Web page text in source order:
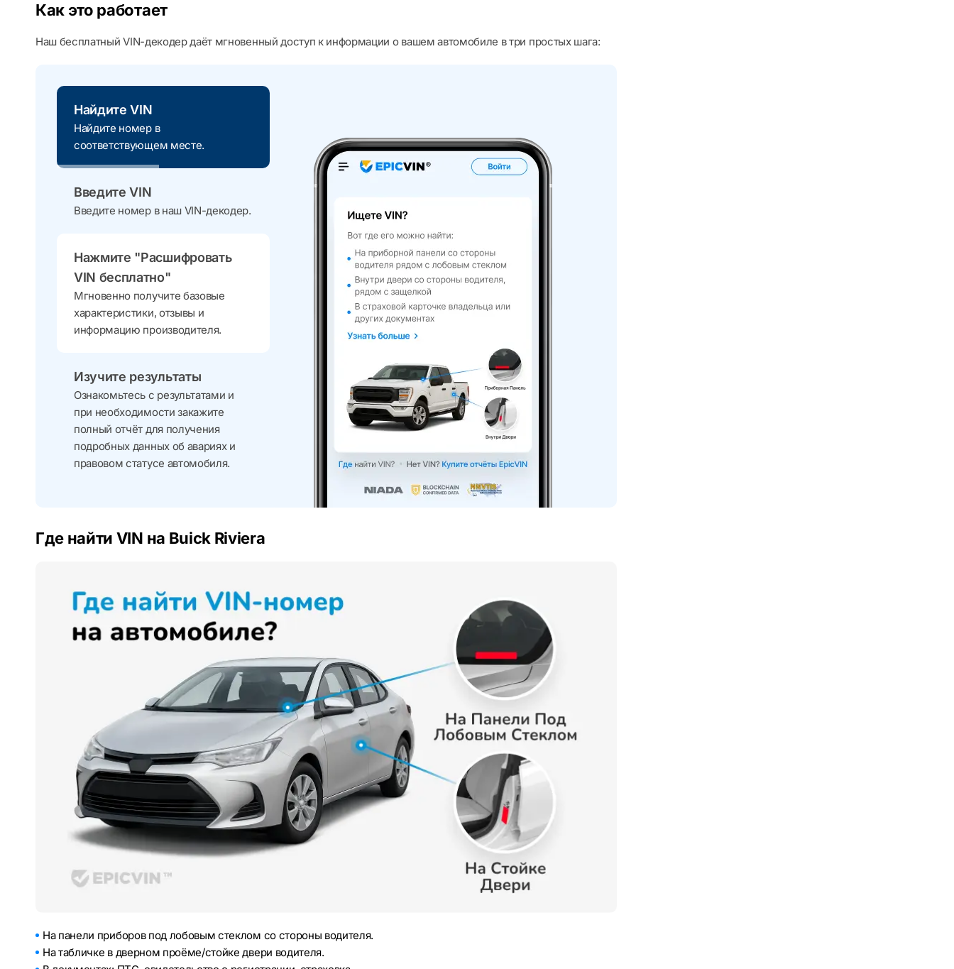
Как это работает
Наш бесплатный VIN-декодер даёт мгновенный доступ к информации о вашем автомобиле в три простых шага:
Найдите VIN
Найдите номер в
соответствующем месте.
Введите VIN
Введите номер в наш VIN-декодер.
Нажмите "Расшифровать
VIN бесплатно"
Мгновенно получите базовые
характеристики, отзывы и
информацию производителя.
Изучите результаты
Ознакомьтесь с результатами и
при необходимости закажите
полный отчёт для получения
подробных данных об авариях и
правовом статусе автомобиля.
Где найти VIN на Buick Riviera
На панели приборов под лобовым стеклом со стороны водителя.
На табличке в дверном проёме/стойке двери водителя.